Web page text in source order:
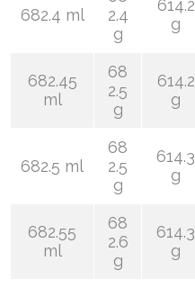
682.4 ml
2.4
g
614.2
g
682.45
ml
68
2.5
g
614.2
g
682.5 ml
68
2.5
g
614.3
g
682.55
ml
68
2.6
g
614.3
g